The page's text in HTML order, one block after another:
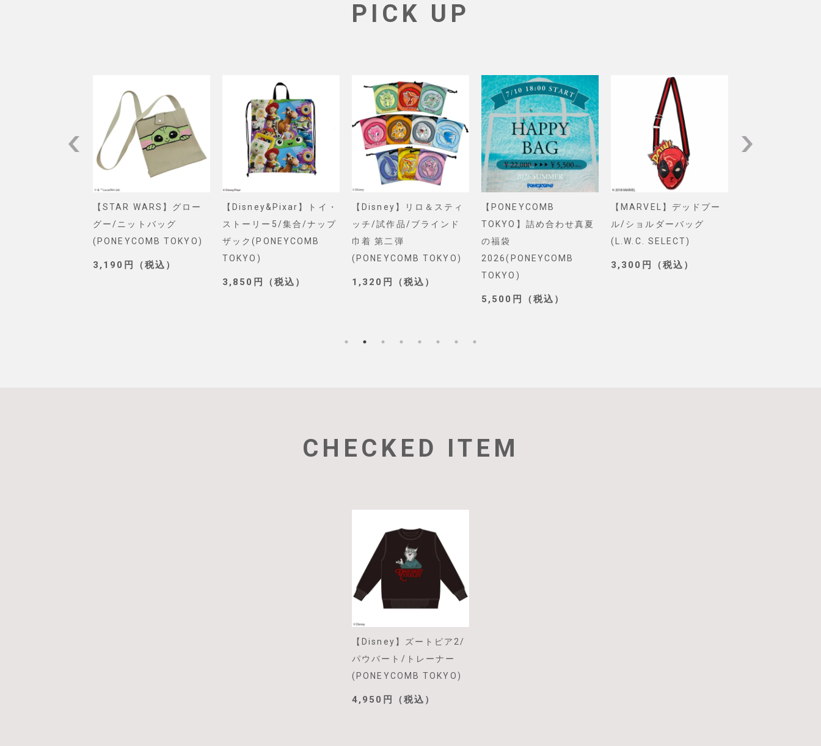
PICK UP
【STAR WARS】グロー
グー/ニットバッグ
(PONEYCOMB TOKYO)
3,190円（税込）
【Disney&Pixar】トイ・
ストーリー5/集合/ナップ
ザック(PONEYCOMB
TOKYO)
3,850円（税込）
【Disney】リロ＆スティ
ッチ/試作品/ブラインド
巾着 第二弾
(PONEYCOMB TOKYO)
1,320円（税込）
【PONEYCOMB
TOKYO】詰め合わせ真夏
の福袋
2026(PONEYCOMB
TOKYO)
5,500円（税込）
【MARVEL】デッドプー
ル/ショルダーバッグ
(L.W.C. SELECT)
3,300円（税込）
CHECKED ITEM
【Disney】ズートピア2/
パウバート/トレーナー
(PONEYCOMB TOKYO)
4,950円（税込）